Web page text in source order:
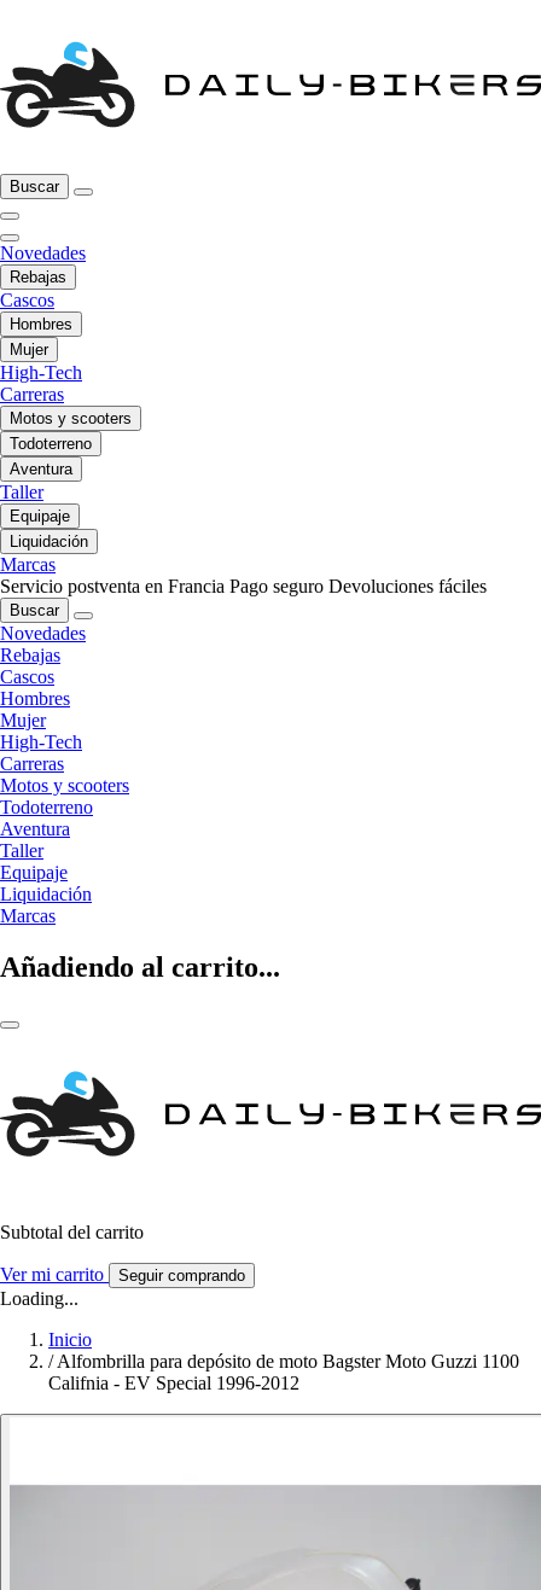
Buscar
Novedades
Rebajas
Cascos
Hombres
Mujer
High-Tech
Carreras
Motos y scooters
Todoterreno
Aventura
Taller
Equipaje
Liquidación
Marcas
Servicio postventa en Francia Pago seguro Devoluciones fáciles
Buscar
Novedades
Rebajas
Cascos
Hombres
Mujer
High-Tech
Carreras
Motos y scooters
Todoterreno
Aventura
Taller
Equipaje
Liquidación
Marcas
Añadiendo al carrito...
Subtotal del carrito
Ver mi carrito Seguir comprando
Loading...
Inicio
/ Alfombrilla para depósito de moto Bagster Moto Guzzi 1100
Califnia - EV Special 1996-2012